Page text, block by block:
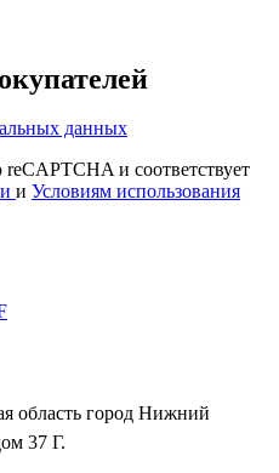
данных
и соответствует
и Условиям использования
область город Нижний
37 Г.